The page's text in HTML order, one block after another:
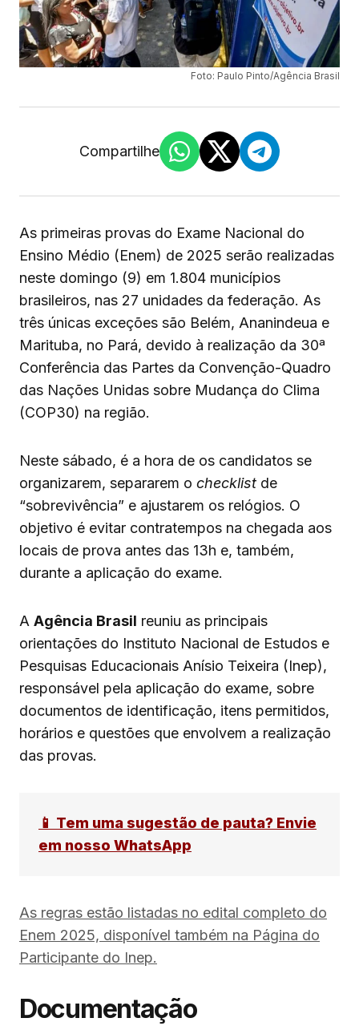
Foto: Paulo Pinto/Agência Brasil
Compartilhe
As primeiras provas do Exame Nacional do
Ensino Médio (Enem) de 2025 serão realizadas
neste domingo (9) em 1.804 municípios
brasileiros, nas 27 unidades da federação. As
três únicas exceções são Belém, Ananindeua e
Marituba, no Pará, devido à realização da 30ª
Conferência das Partes da Convenção-Quadro
das Nações Unidas sobre Mudança do Clima
(COP30) na região.
Neste sábado, é a hora de os candidatos se
organizarem, separarem o checklist de
“sobrevivência” e ajustarem os relógios. O
objetivo é evitar contratempos na chegada aos
locais de prova antes das 13h e, também,
durante a aplicação do exame.
A Agência Brasil reuniu as principais
orientações do Instituto Nacional de Estudos e
Pesquisas Educacionais Anísio Teixeira (Inep),
responsável pela aplicação do exame, sobre
documentos de identificação, itens permitidos,
horários e questões que envolvem a realização
das provas.
📱 Tem uma sugestão de pauta? Envie
em nosso WhatsApp
As regras estão listadas no edital completo do
Enem 2025, disponível também na Página do
Participante do Inep.
Documentação